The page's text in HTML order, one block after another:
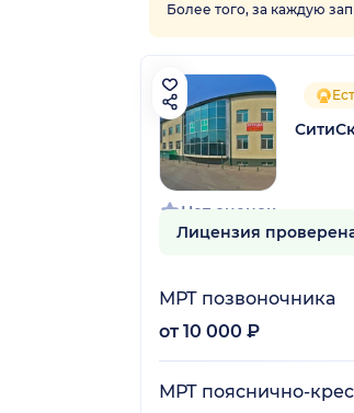
Более того, за каждую
Нет оценок
Лицензия
МРТ позвоночника
от 10 000 ₽
МРТ пояснично-